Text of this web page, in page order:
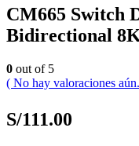
CM665 Switch
Bidirectional
0 out of 5
( No hay valoraciones
S/111.00